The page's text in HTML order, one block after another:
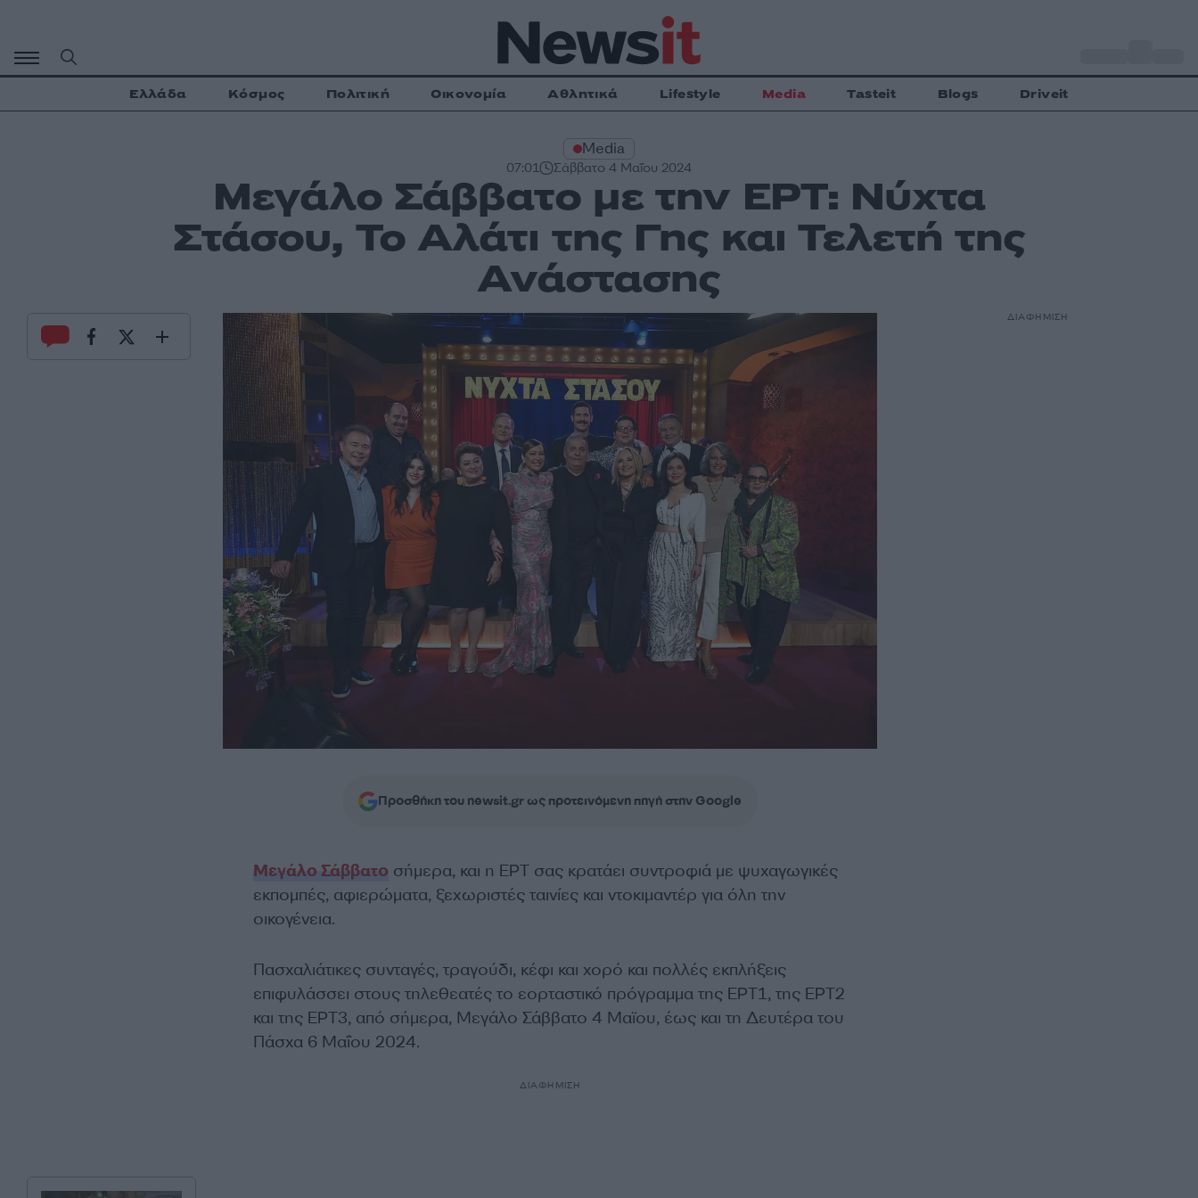
περιεχόμενο
Ελλάδα Κόσμος Πολιτική Οικονομία Αθλητικά Lifestyle Media Tasteit Blogs Driveit
Media
07:01 Σάββατο 4 Μαΐου 2024
Μεγάλο Σάββατο με την ΕΡΤ: Νύχτα
Στάσου, Το Αλάτι της Γης και Τελετή της
Ανάστασης
Προσθήκη του newsit.gr ως προτεινόμενη πηγή στην Google
Μεγάλο Σάββατο σήμερα, και η ΕΡΤ σας κρατάει συντροφιά με ψυχαγωγικές
εκπομπές, αφιερώματα, ξεχωριστές ταινίες και ντοκιμαντέρ για όλη την
οικογένεια.
Πασχαλιάτικες συνταγές, τραγούδι, κέφι και χορό και πολλές εκπλήξεις
επιφυλάσσει στους τηλεθεατές το εορταστικό πρόγραμμα της ΕΡΤ1, της ΕΡΤ2
και της ΕΡΤ3, από σήμερα, Μεγάλο Σάββατο 4 Μαϊου, έως και τη Δευτέρα του
Πάσχα 6 Μαΐου 2024.
ΔΙΑΦΗΜΙΣΗ
ΔΙΑΦΗΜΙΣΗ